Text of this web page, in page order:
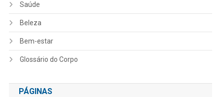
Saúde
Beleza
Bem-estar
Glossário do Corpo
PÁGINAS